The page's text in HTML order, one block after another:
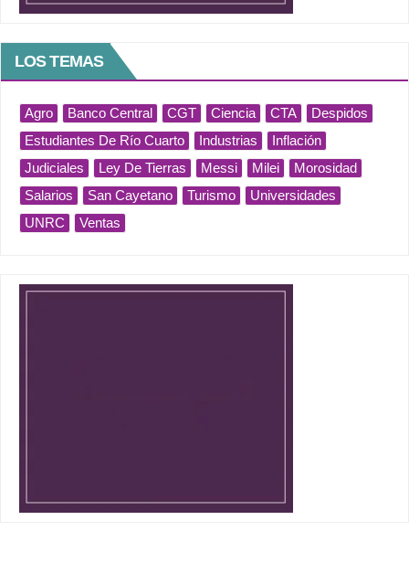
LOS TEMAS
Agro Banco Central CGT Ciencia CTA
Despidos
Estudiantes De Río Cuarto
Industrias
Inflación
Judiciales
Ley De Tierras Messi Milei
Morosidad
Salarios
San Cayetano Turismo
Universidades
UNRC
Ventas